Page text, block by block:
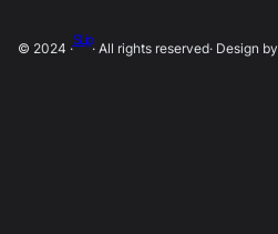
© 2024 ·
SLip
· All rights reserved· Design by